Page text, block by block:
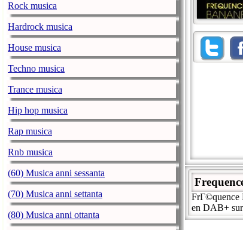
Rock musica
Hardrock musica
House musica
Techno musica
Trance musica
Hip hop musica
Rap musica
Rnb musica
(60) Musica anni sessanta
(70) Musica anni settanta
(80) Musica anni ottanta
FrГ©quence
en DAB+